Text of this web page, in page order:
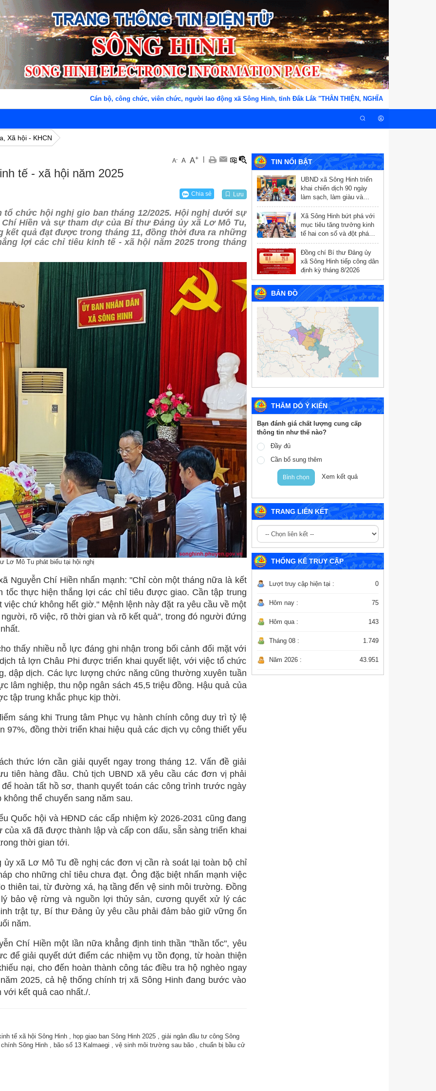
Cán bộ, công chức, viên chức, người lao động xã Sông Hinh, tỉnh Đắk Lắk "THÂN THIỆN, NGHĨA TÌNH, TẬN TỤY, TRÁCH
HỘI
UBND
THUỘC
PHÒNG VĂN HOÁ - XÃ HỘI
PHÒNG KINH TẾ
CÔNG AN XÃ
BAN CHỈ HUY QUÂN SỰ XÃ
NAM
NỮ
MINH
NGƯỜI CAO TUỔI
UỶ
ỦY
ĐẢNG ỦY
TRỊ HUYỆN
THUỘCVĂN HÓA - XÃ HỘI
KINH TẾ
Xã hội - KHCN
A- A A+
tế - xã hội năm 2025
Chia sẻ Lưu
tổ chức hội nghị gio ban tháng 12/2025. Hội nghị dưới sự
Hiền và sự tham dự của Bí thư Đảng ủy xã Lơ Mô Tu,
kết quả đạt được trong tháng 11, đồng thời đưa ra những
lợi các chỉ tiêu kinh tế - xã hội năm 2025 trong tháng
Lơ Mô Tu phát biểu tại hội nghị
Nguyễn Chí Hiền nhấn mạnh: "Chỉ còn một tháng nữa là kết
tốc thực hiện thắng lợi các chỉ tiêu được giao. Cần tập trung
chứ không hết giờ." Mệnh lệnh này đặt ra yêu cầu về một
rõ việc, rõ thời gian và rõ kết quả", trong đó người đứng
thấy nhiều nỗ lực đáng ghi nhận trong bối cảnh đối mặt với
tả lợn Châu Phi được triển khai quyết liệt, với việc tổ chức
dập dịch. Các lực lượng chức năng cũng thường xuyên tuần
lâm nghiệp, thu nộp ngân sách 45,5 triệu đồng. Hậu quả của
tập trung khắc phục kịp thời.
sáng khi Trung tâm Phục vụ hành chính công duy trì tỷ lệ
97%, đồng thời triển khai hiệu quả các dịch vụ công thiết yếu
thức lớn cần giải quyết ngay trong tháng 12. Vấn đề giải
tiên hàng đầu. Chủ tịch UBND xã yêu cầu các đơn vị phải
hoàn tất hồ sơ, thanh quyết toán các công trình trước ngày
thể chuyển sang năm sau.
Quốc hội và HĐND các cấp nhiệm kỳ 2026-2031 cũng đang
xã đã được thành lập và cấp con dấu, sẵn sàng triển khai
thời gian tới.
xã Lơ Mô Tu đề nghị các đơn vị cần rà soát lại toàn bộ chỉ
cho những chỉ tiêu chưa đạt. Ông đặc biệt nhấn mạnh việc
thiên tai, từ đường xá, hạ tầng đến vệ sinh môi trường. Đồng
bảo vệ rừng và nguồn lợi thủy sản, cương quyết xử lý các
trật tự, Bí thư Đảng ủy yêu cầu phải đảm bảo giữ vững ổn
năm.
Chí Hiền một lần nữa khẳng định tinh thần "thần tốc", yêu
để giải quyết dứt điểm các nhiệm vụ tồn đọng, từ hoàn thiện
nại, cho đến hoàn thành công tác điều tra hộ nghèo ngay
2025, cả hệ thống chính trị xã Sông Hinh đang bước vào
kết quả cao nhất./.
tế xã hội Sông Hinh họp giao ban Sông Hinh 2025
giải ngân đầu tư công Sông
Sông Hinh bão số 13 Kalmaegi vệ sinh môi trường sau bão
chuẩn bị bầu cử
TIN NỔI BẬT
UBND xã Sông Hinh triển
khai chiến dịch 90 ngày
làm sạch, làm giàu và
chuẩn hóa dữ liệu y tế
Xã Sông Hinh bứt phá với
mục tiêu tăng trưởng kinh
tế hai con số và đột phá
chuyển đổi số
Đồng chí Bí thư Đảng ủy
xã Sông Hinh tiếp công dân
định kỳ tháng 8/2026
BẢN ĐỒ
THĂM DÒ Ý KIẾN
Bạn đánh giá chất lượng cung cấp
thông tin như thế nào?
Đầy đủ
Cần bổ sung thêm
Bình chọn Xem kết quả
TRANG LIÊN KẾT
THỐNG KÊ TRUY CẬP
Lượt truy cập hiện tại : 0
Hôm nay : 75
Hôm qua : 143
Tháng 08 : 1.749
Năm 2026 : 43.951